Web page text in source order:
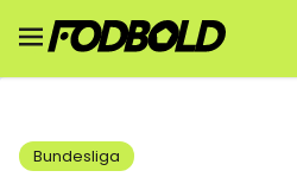
Bundesliga